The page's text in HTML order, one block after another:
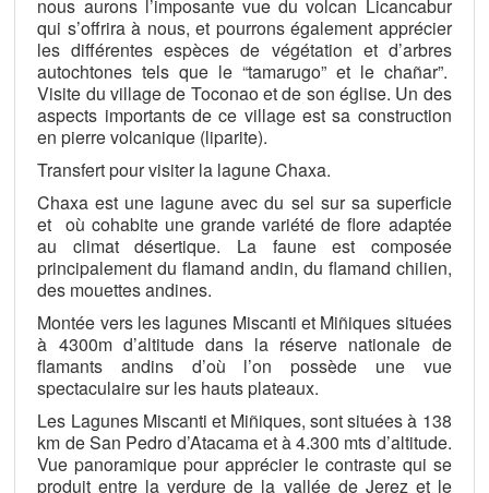
nous aurons l’imposante vue du volcan Licancabur
qui s’offrira à nous, et pourrons également apprécier
les différentes espèces de végétation et d’arbres
autochtones tels que le “tamarugo” et le chañar”.
Visite du village de Toconao et de son église. Un des
aspects importants de ce village est sa construction
en pierre volcanique (liparite).
Transfert pour visiter la lagune Chaxa.
Chaxa est une lagune avec du sel sur sa superficie
et où cohabite une grande variété de flore adaptée
au climat désertique. La faune est composée
principalement du flamand andin, du flamand chilien,
des mouettes andines.
Montée vers les lagunes Miscanti et Miñiques situées
à 4300m d’altitude dans la réserve nationale de
flamants andins d’où l’on possède une vue
spectaculaire sur les hauts plateaux.
Les Lagunes Miscanti et Miñiques, sont situées à 138
km de San Pedro d’Atacama et à 4.300 mts d’altitude.
Vue panoramique pour apprécier le contraste qui se
produit entre la verdure de la vallée de Jerez et le